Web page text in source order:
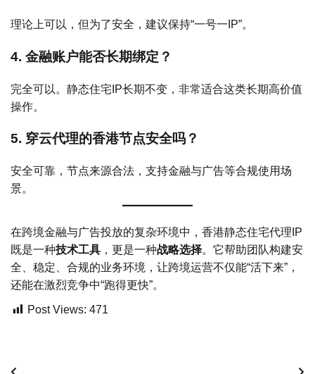
理论上可以，但为了安全，建议保持“一号一IP”。
4. 金融账户能否长期绑定？
完全可以。静态住宅IP长期不变，非常适合这类长期高价值
操作。
5. 穿云代理的香港节点安全吗？
安全可靠，节点来源合法，支持金融与广告等合规使用场
景。
在跨境金融与广告投放的复杂环境中，香港静态住宅代理IP
既是一种技术工具 ，更是一种战略选择。它帮助团队构建安
全、稳定、合规的业务环境，让跨境运营不仅能“活下来”，
还能在激烈竞争中“跑得更快”。
Post Views: 471